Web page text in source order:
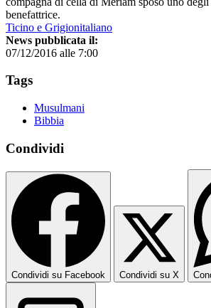
benefattrice.
Ticino e Grigionitaliano
News pubblicata il:
07/12/2016 alle 7:00
Tags
Musulmani
Bibbia
Condividi
Condividi su Facebook Condividi su X